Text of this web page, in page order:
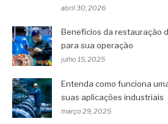
abril 30, 2026
Benefícios da restauração
para sua operação
julho 15, 2025
Entenda como funciona
suas aplicações industriais
março 29, 2025